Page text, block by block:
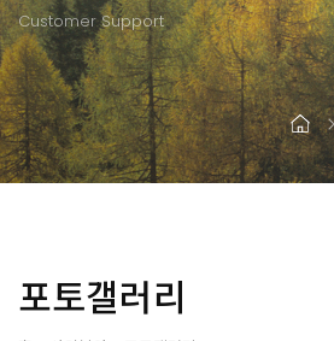
Customer Support
포토갤러리